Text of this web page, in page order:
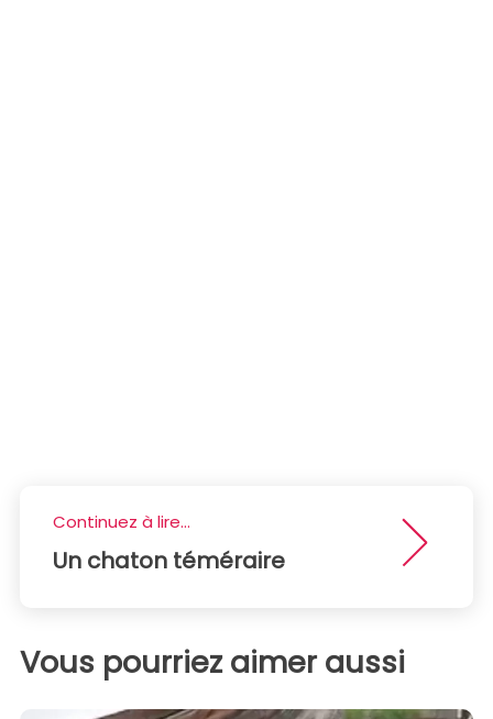
Continuez à lire...
Un chaton téméraire
Vous pourriez aimer aussi